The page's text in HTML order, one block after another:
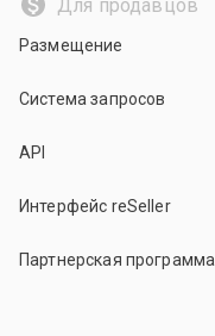
Для продавцов
Размещение
Система запросов
API
Интерфейс reSeller
Партнерская программа